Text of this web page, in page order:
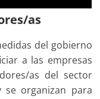
as
del gobierno
a las empresas
as del sector
organizan para